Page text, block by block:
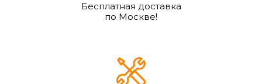
Бесплатная доставка
по Москве!